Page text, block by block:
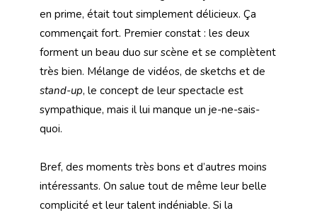
en prime, était tout simplement délicieux. Ça
commençait fort. Premier constat : les deux
forment un beau duo sur scène et se complètent
très bien. Mélange de vidéos, de sketchs et de
stand-up, le concept de leur spectacle est
sympathique, mais il lui manque un je-ne-sais-
quoi.
Bref, des moments très bons et d’autres moins
intéressants. On salue tout de même leur belle
complicité et leur talent indéniable. Si la